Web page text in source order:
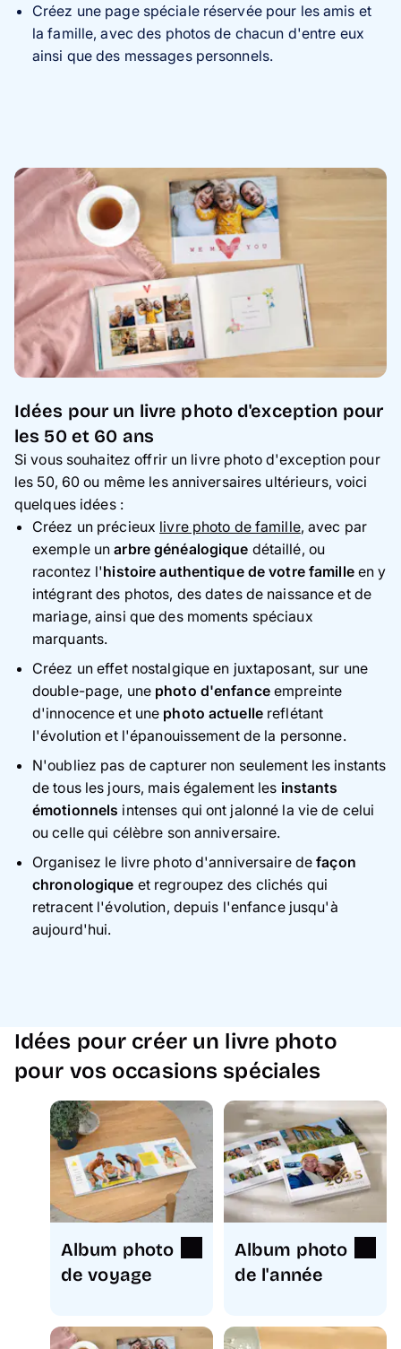
Créez une page spéciale réservée pour les amis et
la famille, avec des photos de chacun d'entre eux
ainsi que des messages personnels.
Idées pour un livre photo d'exception pour
les 50 et 60 ans
Si vous souhaitez offrir un livre photo d'exception pour
les 50, 60 ou même les anniversaires ultérieurs, voici
quelques idées :
Créez un précieux livre photo de famille, avec par
exemple unarbre généalogique détaillé, ou
racontez l'histoire authentique de votre familleen y
intégrant des photos, des dates de naissance et de
mariage, ainsi que des moments spéciaux
marquants.
Créez un effet nostalgique en juxtaposant, sur une
double-page, une photo d'enfanceempreinte
d'innocence et une photo actuellereflétant
l'évolution et l'épanouissement de la personne.
N'oubliez pas de capturer non seulement les instants
de tous les jours, mais également les instants
émotionnels intenses qui ont jalonné la vie de celui
ou celle qui célèbre son anniversaire.
Organisez le livre photo d'anniversaire defaçon
chronologique et regroupez des clichés qui
retracent l'évolution, depuis l'enfance jusqu'à
aujourd'hui.
Idées pour créer un livre photo
pour vos occasions spéciales
Album photo
de voyage
Album photo
de l'année